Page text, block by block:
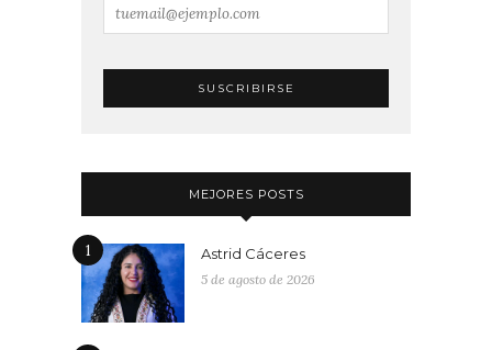
MEJORES POSTS
1 Astrid Cáceres
5 de agosto de 2026